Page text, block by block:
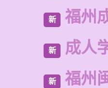
新 福州
新 成人
新 福州